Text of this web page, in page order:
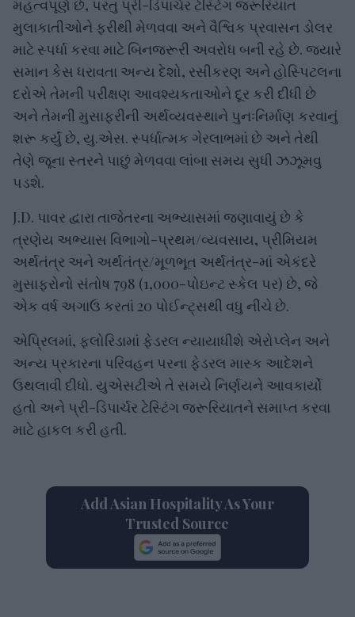
મહત્વપૂર્ણ છે, પરંતુ પ્રી-ડિપાર્ચર ટેસ્ટિંગ જરૂરિયાત
મુલાકાતીઓને ફરીથી મેળવવા અને વૈશ્વિક પ્રવાસન ડોલર
માટે સ્પર્ધા કરવા માટે બિનજરૂરી અવરોધ બની રહે છે. જ્યારે
સમાન કેસ ધરાવતા અન્ય દેશો, રસીકરણ અને હોસ્પિટલના
દરોએ તેમની પરીક્ષણ આવશ્યકતાઓને દૂર કરી દીધી છે
અને તેમની મુસાફરીની અર્થવ્યવસ્થાને પુનઃનિર્માણ કરવાનું
શરૂ કર્યું છે, યુ.એસ. સ્પર્ધાત્મક ગેરલાભમાં છે અને તેથી
તેણે જૂના સ્તરને પાછું મેળવવા લાંબા સમય સુધી ઝઝૂમવુ
પડશે.
J.D. પાવર દ્વારા તાજેતરના અભ્યાસમાં જણાવાયું છે કે
ત્રણેય અભ્યાસ વિભાગો-પ્રથમ/વ્યવસાય, પ્રીમિયમ
અર્થતંત્ર અને અર્થતંત્ર/મૂળભૂત અર્થતંત્ર-માં એકંદરે
મુસાફરોનો સંતોષ 798 (1,000-પોઇન્ટ સ્કેલ પર) છે, જે
એક વર્ષ અગાઉ કરતાં 20 પોઈન્ટ્સથી વધુ નીચે છે.
એપ્રિલમાં, ફ્લોરિડામાં ફેડરલ ન્યાયાધીશે એરોપ્લેન અને
અન્ય પ્રકારના પરિવહન પરના ફેડરલ માસ્ક આદેશને
ઉથલાવી દીધો. યુએસટીએ તે સમયે નિર્ણયને આવકાર્યો
હતો અને પ્રી-ડિપાર્ચર ટેસ્ટિંગ જરૂરિયાતને સમાપ્ત કરવા
માટે હાકલ કરી હતી.
Add Asian Hospitality As Your
Trusted Source